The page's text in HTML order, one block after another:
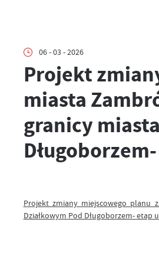
06 - 03 - 2026
Projekt
miasta
granicy
Projekt zmiany miejscowego planu
Działkowym Pod Długoborzem- etap